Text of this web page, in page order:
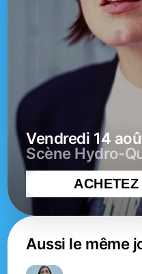
vendredi 14
Scène Hydro-
Aussi le même